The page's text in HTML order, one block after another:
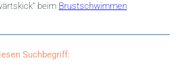
beim Brustschwimmen
Suchbegriff: